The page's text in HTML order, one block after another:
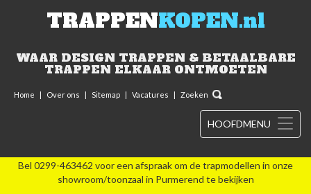
TRAPPENKOPEN.nl
WAAR DESIGN TRAPPEN & BETAALBARE
TRAPPEN ELKAAR ONTMOETEN
Home | Over ons | Sitemap | Vacatures | Zoeken
HOOFDMENU
Bel 0299-463462 voor een afspraak om de trapmodellen in onze
showroom/toonzaal in Purmerend te bekijken